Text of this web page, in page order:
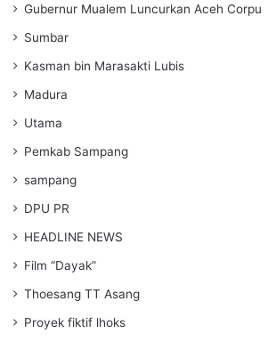
Gubernur Mualem Luncurkan Aceh Corpu
Sumbar
Kasman bin Marasakti Lubis
Madura
Utama
Pemkab Sampang
sampang
DPU PR
HEADLINE NEWS
Film “Dayak”
Thoesang TT Asang
Proyek fiktif lhoks